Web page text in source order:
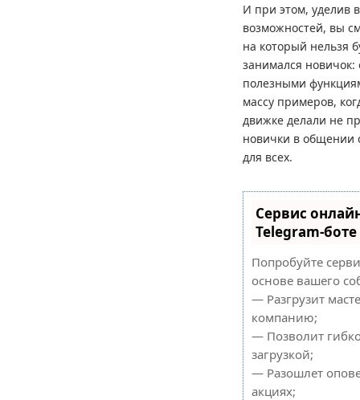
И при этом, уделив
возможностей, вы
на который нельзя
занимался
полезными
массу примеров,
движке делали не
новички в общении
для всех.
Сервис
Telegram-боте
Попробуйте
основе вашего
— Разгрузит
компанию;
— Позволит
загрузкой;
— Разошлет
акциях;